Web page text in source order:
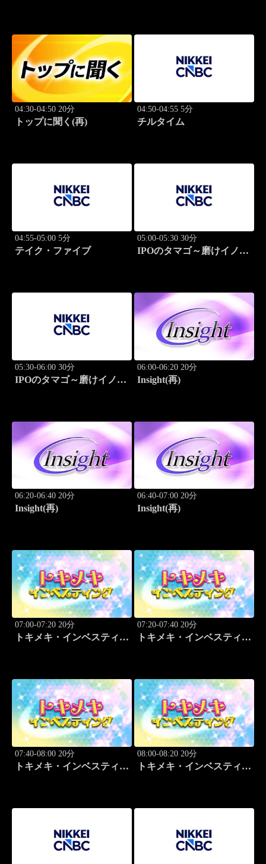
04:30-04:50 20分
トップに聞く(再)
04:50-04:55 5分
チルタイム
04:55-05:00 5分
テイク・ファイブ
05:00-05:30 30分
IPOのタマゴ～磨けイノベ
05:30-06:00 30分
IPOのタマゴ～磨けイノベ
06:00-06:20 20分
Insight(再)
06:20-06:40 20分
Insight(再)
06:40-07:00 20分
Insight(再)
07:00-07:20 20分
トキメキ・インベスティン
07:20-07:40 20分
トキメキ・インベスティン
07:40-08:00 20分
トキメキ・インベスティン
08:00-08:20 20分
トキメキ・インベスティン